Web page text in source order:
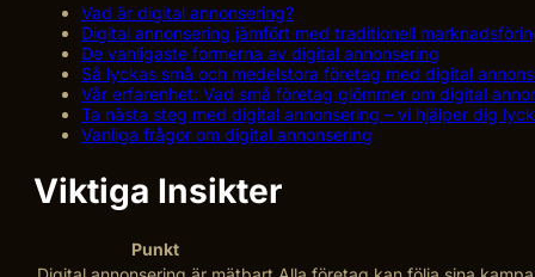
Vad är digital annonsering?
Digital annonsering jämfört med traditionell
De vanligaste formerna av digital annonsering
Så lyckas små och medelstora företag med digital
Vår erfarenhet: Vad små företag glömmer om digital
Ta nästa steg med digital annonsering – vi hjälper dig
Vanliga frågor om digital annonsering
Viktiga Insikter
Punkt